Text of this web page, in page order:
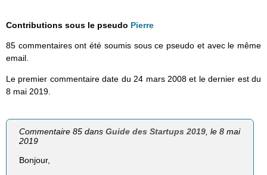
Contributions sous le pseudo Pierre
85 commentaires ont été soumis sous ce pseudo et avec le même
email.
Le premier commentaire date du 24 mars 2008 et le dernier est du
8 mai 2019.
Commentaire 85 dansGuide des Startups 2019, le 8 mai
2019
Bonjour,